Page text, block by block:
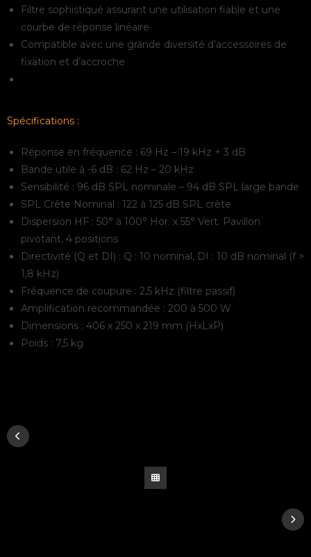
Filtre sophistiqué assurant une utilisation fiable et une
courbe de réponse linéaire
Compatible avec une grande diversité d’accessoires de
fixation et d’accroche
Spécifications :
Réponse en fréquence : 69 Hz – 19 kHz + 3 dB
Bande utile à -6 dB : 62 Hz – 20 kHz
Sensibilité : 96 dB SPL nominale – 94 dB SPL large bande
SPL Crête Nominal : 122 à 125 dB SPL crête
Dispersion HF : 50° à 100° Hor. x 55° Vert. Pavillon
pivotant, 4 positions
Directivité (Q et DI) : Q : 10 nominal, DI : 10 dB nominal (f >
1,8 kHz)
Fréquence de coupure : 2,5 kHz (filtre passif)
Amplification recommandée : 200 à 500 W
Dimensions : 406 x 250 x 219 mm (HxLxP)
Poids : 7,5 kg